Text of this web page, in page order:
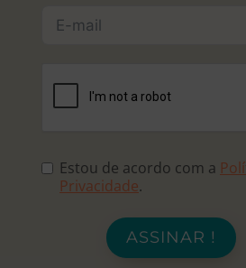
Estou de acordo com a
Privacidade.
ASSINAR !